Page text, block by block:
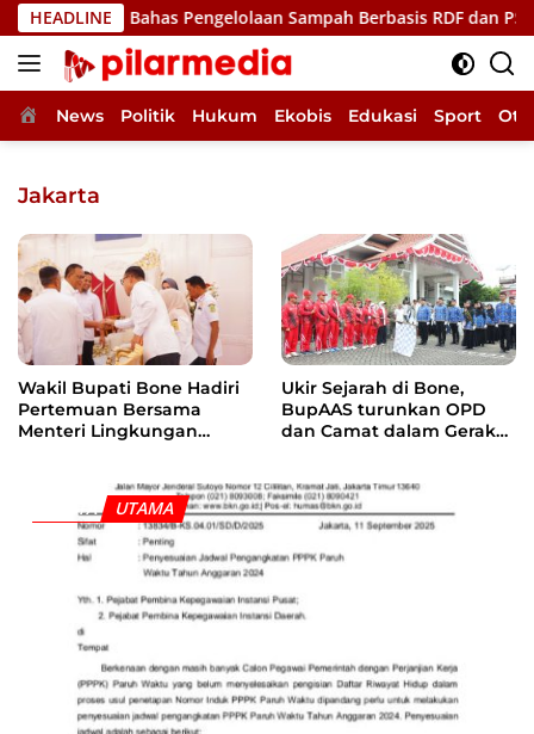
Langsung
ke
konten
HEADLINE
Bahas Pengelolaan Sampah Berbasis RDF dan PSEL
Home
News Politik Hukum Ekobis Edukasi Sport
Jakarta
Wakil Bupati Bone Hadiri
Pertemuan Bersama
Menteri Lingkungan
Ukir Sejarah di Bone,
BupAAS turunkan OPD
dan Camat dalam Gerak